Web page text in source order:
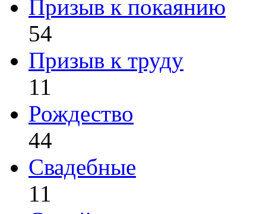
Призыв к покаянию
54
Призыв к труду
11
Рождество
44
Свадебные
11